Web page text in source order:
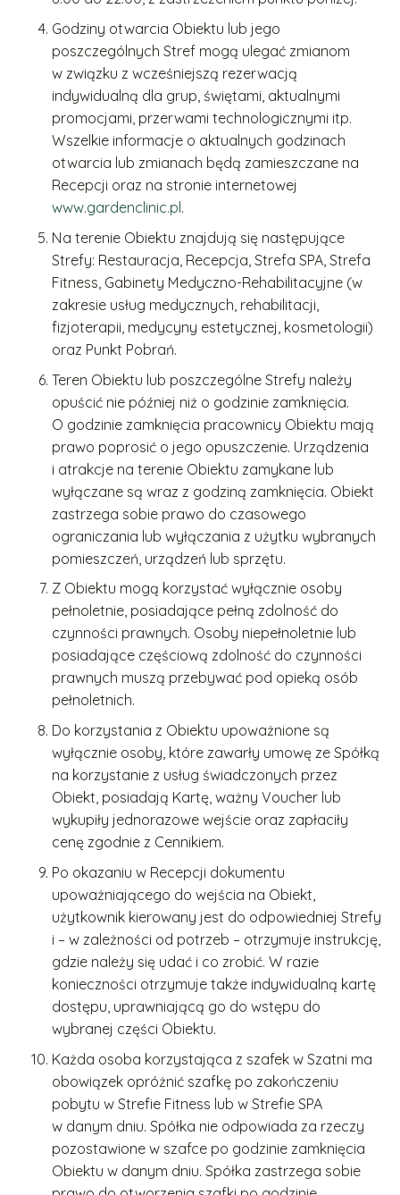
Godziny otwarcia Obiektu lub jego
poszczególnych Stref mogą ulegać zmianom
w związku z wcześniejszą rezerwacją
indywidualną dla grup, świętami, aktualnymi
promocjami, przerwami technologicznymi itp.
Wszelkie informacje o aktualnych godzinach
otwarcia lub zmianach będą zamieszczane na
Recepcji oraz na stronie internetowej
www.gardenclinic.pl.
Na terenie Obiektu znajdują się następujące
Strefy: Restauracja, Recepcja, Strefa SPA, Strefa
Fitness, Gabinety Medyczno-Rehabilitacyjne (w
zakresie usług medycznych, rehabilitacji,
fizjoterapii, medycyny estetycznej, kosmetologii)
oraz Punkt Pobrań.
Teren Obiektu lub poszczególne Strefy należy
opuścić nie później niż o godzinie zamknięcia.
O godzinie zamknięcia pracownicy Obiektu mają
prawo poprosić o jego opuszczenie. Urządzenia
i atrakcje na terenie Obiektu zamykane lub
wyłączane są wraz z godziną zamknięcia. Obiekt
zastrzega sobie prawo do czasowego
ograniczania lub wyłączania z użytku wybranych
pomieszczeń, urządzeń lub sprzętu.
Z Obiektu mogą korzystać wyłącznie osoby
pełnoletnie, posiadające pełną zdolność do
czynności prawnych. Osoby niepełnoletnie lub
posiadające częściową zdolność do czynności
prawnych muszą przebywać pod opieką osób
pełnoletnich.
Do korzystania z Obiektu upoważnione są
wyłącznie osoby, które zawarły umowę ze Spółką
na korzystanie z usług świadczonych przez
Obiekt, posiadają Kartę, ważny Voucher lub
wykupiły jednorazowe wejście oraz zapłaciły
cenę zgodnie z Cennikiem.
Po okazaniu w Recepcji dokumentu
upoważniającego do wejścia na Obiekt,
użytkownik kierowany jest do odpowiedniej Strefy
i – w zależności od potrzeb – otrzymuje instrukcję,
gdzie należy się udać i co zrobić. W razie
konieczności otrzymuje także indywidualną kartę
dostępu, uprawniającą go do wstępu do
wybranej części Obiektu.
Każda osoba korzystająca z szafek w Szatni ma
obowiązek opróżnić szafkę po zakończeniu
pobytu w Strefie Fitness lub w Strefie SPA
w danym dniu. Spółka nie odpowiada za rzeczy
pozostawione w szafce po godzinie zamknięcia
Obiektu w danym dniu. Spółka zastrzega sobie